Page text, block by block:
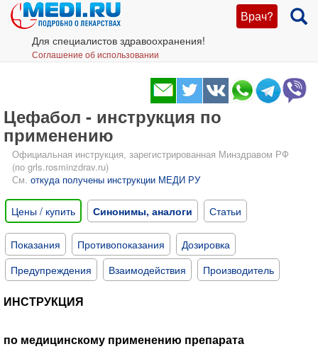
Врач?
Для специалистов здравоохранения!
Соглашение об использовании
Цефабол - инструкция по
применению
Официальная инструкция, зарегистрированная Минздравом РФ
(по grls.rosminzdrav.ru)
См. откуда получены инструкции МЕДИ РУ
Цены / купить Синонимы, аналоги Статьи
Показания Противопоказания
Дозировка
Предупреждения
Взаимодействия Производитель
ИНСТРУКЦИЯ
по медицинскому применению препарата